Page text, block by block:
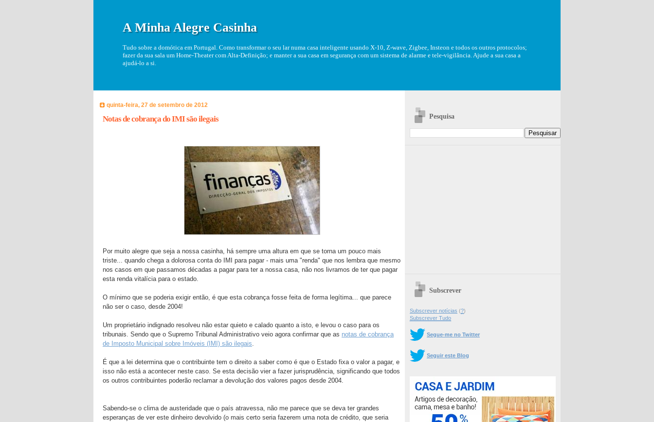
A Minha Alegre Casinha
Tudo sobre a domótica em Portugal. Como transformar o seu lar numa casa inteligente usando X-10, Z-wave, Zigbee, Insteon e todos os outros protocolos;
fazer da sua sala um Home-Theater com Alta-Definição; e manter a sua casa em segurança com um sistema de alarme e tele-vigilância. Ajude a sua casa a
ajudá-lo a si.
quinta-feira, 27 de setembro de 2012
Notas de cobrança do IMI são ilegais
Por muito alegre que seja a nossa casinha, há sempre uma altura em que se torna um pouco mais
triste... quando chega a dolorosa conta do IMI para pagar - mais uma "renda" que nos lembra que mesmo
nos casos em que passamos décadas a pagar para ter a nossa casa, não nos livramos de ter que pagar
esta renda vitalícia para o estado.
O mínimo que se poderia exigir então, é que esta cobrança fosse feita de forma legítima... que parece
não ser o caso, desde 2004!
Um proprietário indignado resolveu não estar quieto e calado quanto a isto, e levou o caso para os
tribunais. Sendo que o Supremo Tribunal Administrativo veio agora confirmar que as notas de cobrança
de Imposto Municipal sobre Imóveis (IMI) são ilegais.
É que a lei determina que o contribuinte tem o direito a saber como é que o Estado fixa o valor a pagar, e
isso não está a acontecer neste caso. Se esta decisão vier a fazer jurisprudência, significando que todos
os outros contribuintes poderão reclamar a devolução dos valores pagos desde 2004.
Sabendo-se o clima de austeridade que o país atravessa, não me parece que se deva ter grandes
esperanças de ver este dinheiro devolvido (o mais certo seria fazerem uma nota de crédito, que seria
Pesquisa
Subscrever
Subscrever notícias (?)
Subscrever Tudo
Segue-me no Twitter
Seguir este Blog